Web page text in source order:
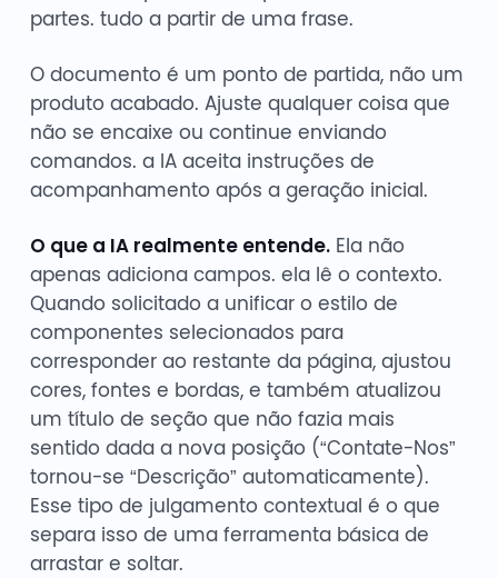
partes. tudo a partir de uma frase.
O documento é um ponto de partida, não um
produto acabado. Ajuste qualquer coisa que
não se encaixe ou continue enviando
comandos. a IA aceita instruções de
acompanhamento após a geração inicial.
O que a IA realmente entende.Ela não
apenas adiciona campos. ela lê o contexto.
Quando solicitado a unificar o estilo de
componentes selecionados para
corresponder ao restante da página, ajustou
cores, fontes e bordas, e também atualizou
um título de seção que não fazia mais
sentido dada a nova posição (“Contate-Nos”
tornou-se “Descrição” automaticamente).
Esse tipo de julgamento contextual é o que
separa isso de uma ferramenta básica de
arrastar e soltar.